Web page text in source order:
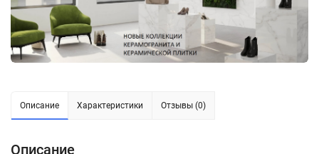
Описание Характеристики Отзывы (0)
Описание